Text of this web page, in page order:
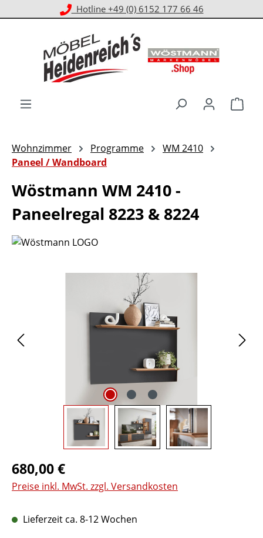
Zum Hauptinhalt springenKostenloser Versand ab 1.000 € EKwert**
Wohnzimmer Programme
WM 2410
Paneel / Wandboard
Wöstmann WM 2410 -
Paneelregal 8223 & 8224
Regulärer Preis:
680,00 €
Preise inkl. MwSt. zzgl. Versandkosten
Lieferzeit ca. 8-12 Wochen